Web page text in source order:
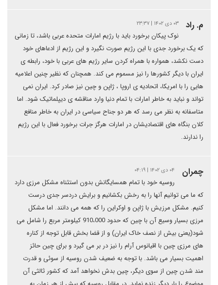
م. راد ۰۳ دی ۱۴۰۲ | ۲۳:۳۷
نوک پیکان برخورد باید با رژیم امارات متحده عربی باشد، تا زمانی
که یک برخورد جدی با این رژیم صورت نگیرد و این رژیم از ادعاهای خود
دست نکشد، همواره با همراه کردن سایر رژیم های عربی با خود، رابطه ی
ایران با دیگر کشورها را نیز مسموم می کند. همچنان که نظیر چنین اعلامیه
هایی را با امریکا، اتحادیه ی اروپا ، ژاپن و چین نیز صادر کرد. ایران نمی
تواند و نباید به خاطر امارات با تمام دنیا وارد مناقشه ی دیپلماتیک شود. اما
متاسفانه به نظر می رسد که هر دو جناح سیاسی در ایران به خاطر منافع
کلان بنگاه های اقتصادیشان در امارات هرگز جرات برخورد فعال با این رژیم
را ندارند.
چمران ۰۴ دی ۱۴۰۲ | ۰۴:۱۹
روسیه خود با تمام همسایگانش بدون استثناه مشکل مرزی دارد
که ما می توانیم آنها را به رخش بکشانیم و برایش دردسر جدی درست
کنیم. مشکل مرزیش با ژاپن و اوکراین را که همه می دانند. اما مشکل
مرزی بسیار وسیع آن با چین که حدود 910،000 کیلومتر مربع را شامل می
شود(یعنی بیش از نصف خاک ایران) و از قضا بخش قابل توجه از کناره
های مرزی چین با اقیانوس آرام را نیز در بر می گیرد و برای چین حائز
اهمیت بسیار می باشد. با توجه به ضعیف شدن روسیه از سوئی و قدرت
مند شدن چین از سوی دیگر، چین بدش نخواهد آمد که کشور ثالثی آن